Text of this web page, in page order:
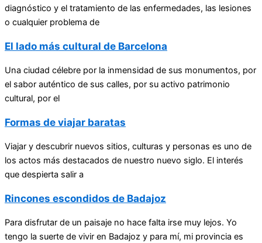
diagnóstico y el tratamiento de las enfermedades, las lesiones
o cualquier problema de
El lado más cultural de Barcelona
Una ciudad célebre por la inmensidad de sus monumentos, por
el sabor auténtico de sus calles, por su activo patrimonio
cultural, por el
Formas de viajar baratas
Viajar y descubrir nuevos sitios, culturas y personas es uno de
los actos más destacados de nuestro nuevo siglo. El interés
que despierta salir a
Rincones escondidos de Badajoz
Para disfrutar de un paisaje no hace falta irse muy lejos. Yo
tengo la suerte de vivir en Badajoz y para mí, mi provincia es